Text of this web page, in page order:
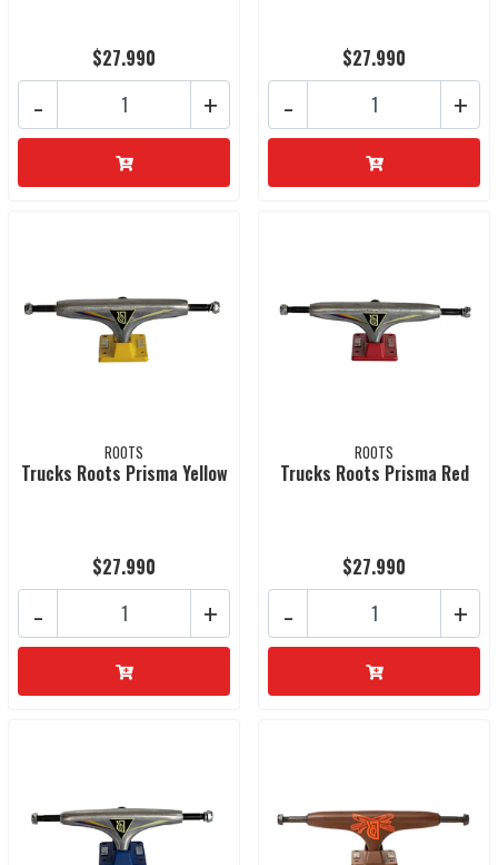
$27.990
+
-
$27.990
+
-
ROOTS
Trucks Roots Prisma Yellow
$27.990
+
-
ROOTS
Trucks Roots Prisma Red
$27.990
+
-